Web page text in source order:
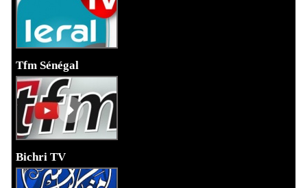
Tfm Sénégal
Bichri TV